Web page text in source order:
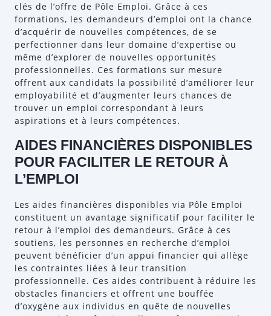
clés de l’offre de Pôle Emploi. Grâce à ces
formations, les demandeurs d’emploi ont la chance
d’acquérir de nouvelles compétences, de se
perfectionner dans leur domaine d’expertise ou
même d’explorer de nouvelles opportunités
professionnelles. Ces formations sur mesure
offrent aux candidats la possibilité d’améliorer leur
employabilité et d’augmenter leurs chances de
trouver un emploi correspondant à leurs
aspirations et à leurs compétences.
AIDES FINANCIÈRES DISPONIBLES
POUR FACILITER LE RETOUR À
L’EMPLOI
Les aides financières disponibles via Pôle Emploi
constituent un avantage significatif pour faciliter le
retour à l’emploi des demandeurs. Grâce à ces
soutiens, les personnes en recherche d’emploi
peuvent bénéficier d’un appui financier qui allège
les contraintes liées à leur transition
professionnelle. Ces aides contribuent à réduire les
obstacles financiers et offrent une bouffée
d’oxygène aux individus en quête de nouvelles